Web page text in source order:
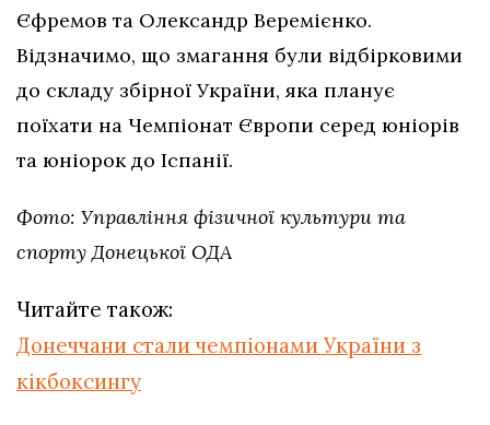
Єфремов та Олександр Веремієнко.
Відзначимо, що змагання були відбірковими
до складу збірної України, яка планує
поїхати на Чемпіонат Європи серед юніорів
та юніорок до Іспанії.
Фото: Управління фізичної культури та
спорту Донецької ОДА
Читайте також:
Донеччани стали чемпіонами України з
кікбоксингу